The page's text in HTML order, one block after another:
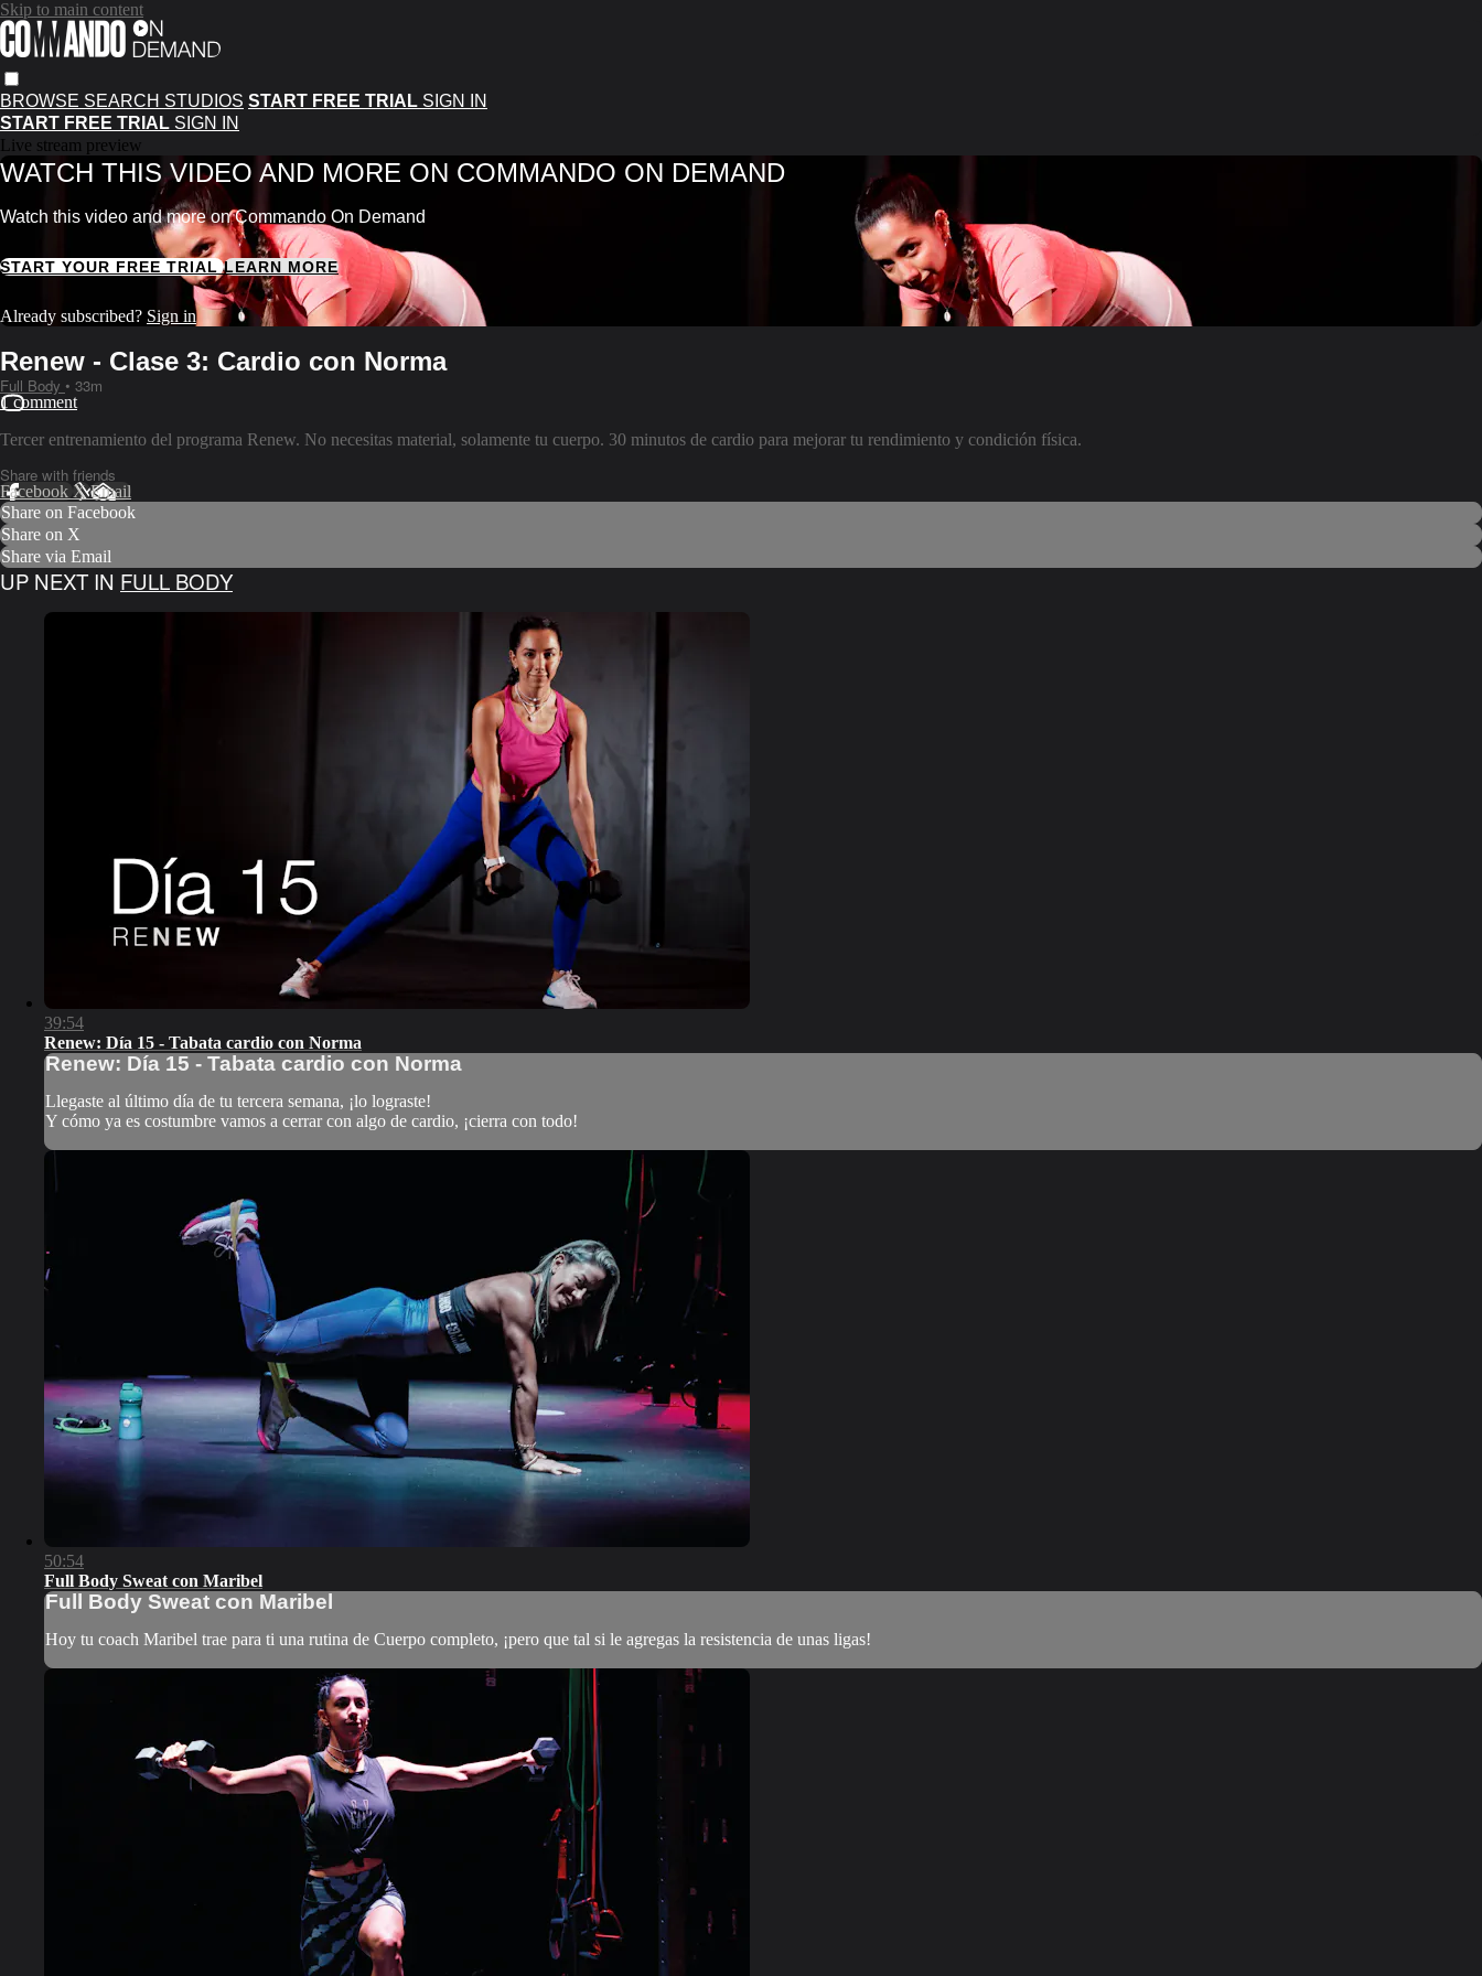
Skip to main content
BROWSE SEARCH STUDIOS START FREE TRIAL SIGN IN
START FREE TRIAL SIGN IN
Live stream preview
WATCH THIS VIDEO AND MORE ON COMMANDO ON DEMAND
Watch this video and more on Commando On Demand
START YOUR FREE TRIALLEARN MORE
Already subscribed? Sign in
Renew - Clase 3: Cardio con Norma
Full Body • 33m
1 comment
Tercer entrenamiento del programa Renew. No necesitas material, solamente tu cuerpo. 30 minutos de cardio para mejorar tu rendimiento y condición física.
Share with friends
Facebook XEmail
Share on Facebook
Share on X
Share via Email
UP NEXT IN FULL BODY
39:54
Renew: Día 15 - Tabata cardio con Norma
Renew: Día 15 - Tabata cardio con Norma
Llegaste al último día de tu tercera semana, ¡lo lograste!
Y cómo ya es costumbre vamos a cerrar con algo de cardio, ¡cierra con todo!
50:54
Full Body Sweat con Maribel
Full Body Sweat con Maribel
Hoy tu coach Maribel trae para ti una rutina de Cuerpo completo, ¡pero que tal si le agregas la resistencia de unas ligas!